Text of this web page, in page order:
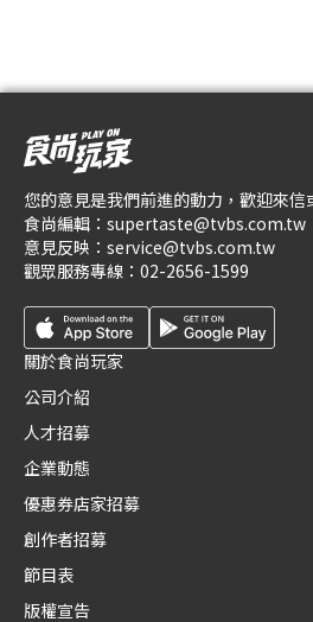
您的意見是我們前進的動力，歡迎來信
食尚編輯： supertaste@tvbs.com.tw
意見反映： service@tvbs.com.tw
觀眾服務專線： 02-2656-1599
關於食尚玩家
公司介紹
人才招募
企業動態
優惠券店家招募
創作者招募
節目表
版權宣告